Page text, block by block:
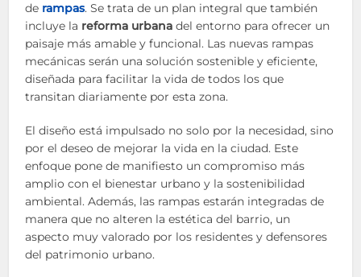
de rampas. Se trata de un plan integral que también
incluye la reforma urbana del entorno para ofrecer un
paisaje más amable y funcional. Las nuevas rampas
mecánicas serán una solución sostenible y eficiente,
diseñada para facilitar la vida de todos los que
transitan diariamente por esta zona.
El diseño está impulsado no solo por la necesidad, sino
por el deseo de mejorar la vida en la ciudad. Este
enfoque pone de manifiesto un compromiso más
amplio con el bienestar urbano y la sostenibilidad
ambiental. Además, las rampas estarán integradas de
manera que no alteren la estética del barrio, un
aspecto muy valorado por los residentes y defensores
del patrimonio urbano.